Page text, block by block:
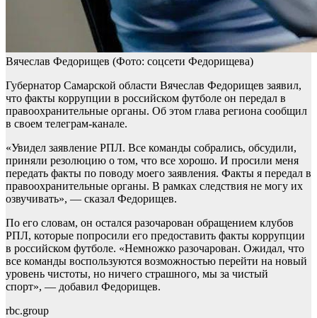
Вячеслав Федорищев (Фото: соцсети Федорищева)
Губернатор Самарской области Вячеслав Федорищев заявил,
что факты коррупции в российском футболе он передал в
правоохранительные органы. Об этом глава региона сообщил
в своем телеграм-канале.
«Увидел заявление РПЛ. Все команды собрались, обсудили,
приняли резолюцию о том, что все хорошо. И просили меня
передать факты по поводу моего заявления. Факты я передал в
правоохранительные органы. В рамках следствия не могу их
озвучивать», — сказал Федорищев.
По его словам, он остался разочарован обращением клубов
РПЛ, которые попросили его предоставить факты коррупции
в российском футболе. «Немножко разочарован. Ожидал, что
все команды воспользуются возможностью перейти на новый
уровень чистоты, но ничего страшного, мы за чистый
спорт», — добавил Федорищев.
rbc.group